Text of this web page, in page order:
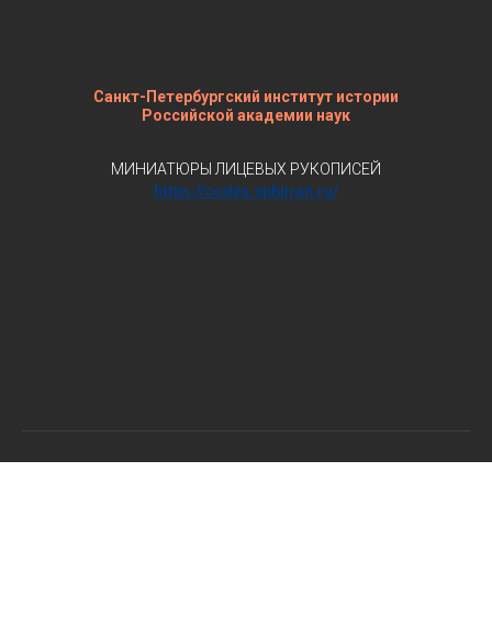
Санкт-Петербургский институт истории
Российской академии наук
МИНИАТЮРЫ ЛИЦЕВЫХ РУКОПИСЕЙ
https://codex.spbiiran.ru/